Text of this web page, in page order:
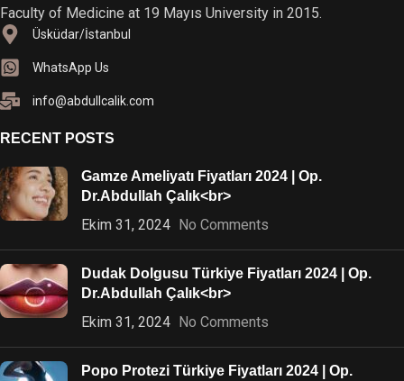
Faculty of Medicine at 19 Mayıs University in 2015.
Üsküdar/İstanbul
WhatsApp Us
info@abdullcalik.com
RECENT POSTS
Gamze Ameliyatı Fiyatları 2024 | Op.
Dr.Abdullah Çalık<br>
Ekim 31, 2024 No Comments
Dudak Dolgusu Türkiye Fiyatları 2024 | Op.
Dr.Abdullah Çalık<br>
Ekim 31, 2024 No Comments
Popo Protezi Türkiye Fiyatları 2024 | Op.